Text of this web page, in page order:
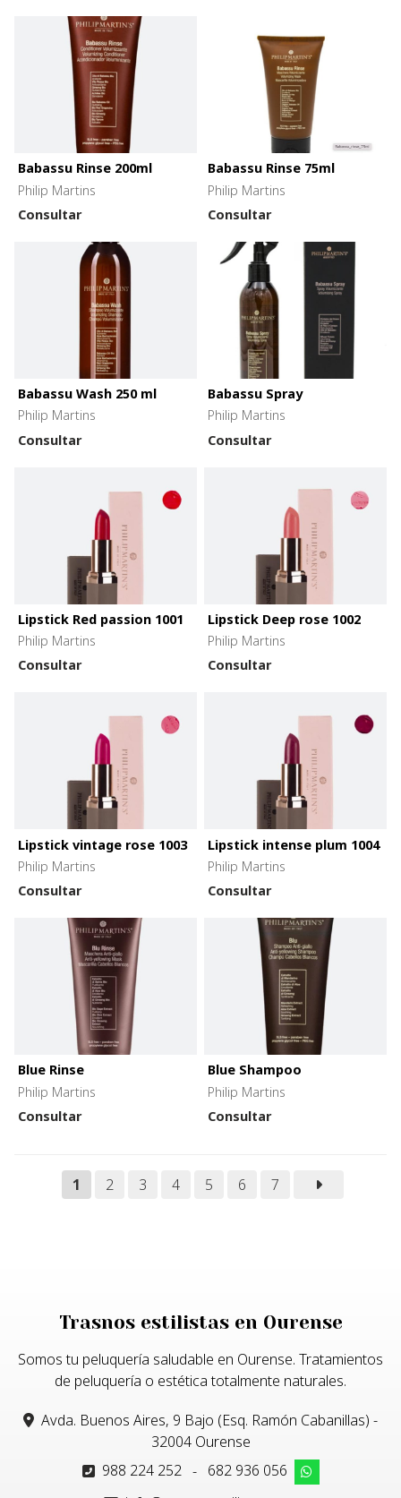
Babassu Rinse 200ml
Philip Martins
Consultar
Babassu Rinse 75ml
Philip Martins
Consultar
Babassu Wash 250 ml
Philip Martins
Consultar
Babassu Spray
Philip Martins
Consultar
Lipstick Red passion 1001
Philip Martins
Consultar
Lipstick Deep rose 1002
Philip Martins
Consultar
Lipstick vintage rose 1003
Philip Martins
Consultar
Lipstick intense plum 1004
Philip Martins
Consultar
Blue Rinse
Philip Martins
Consultar
Blue Shampoo
Philip Martins
Consultar
1 2 3 4 5 6 7
Trasnos estilistas en Ourense
Somos tu peluquería saludable en Ourense. Tratamientos
de peluquería o estética totalmente naturales.
Avda. Buenos Aires, 9 Bajo (Esq. Ramón Cabanillas) -
32004 Ourense
988 224 252 -
682 936 056